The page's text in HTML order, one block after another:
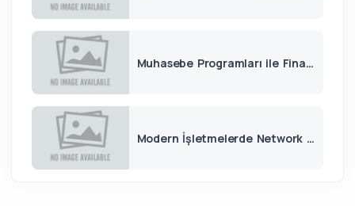
Muhasebe Programları ile Finansal Süreçleri Otomatikleştirin
Modern İşletmelerde Network Altyapısının Önemi